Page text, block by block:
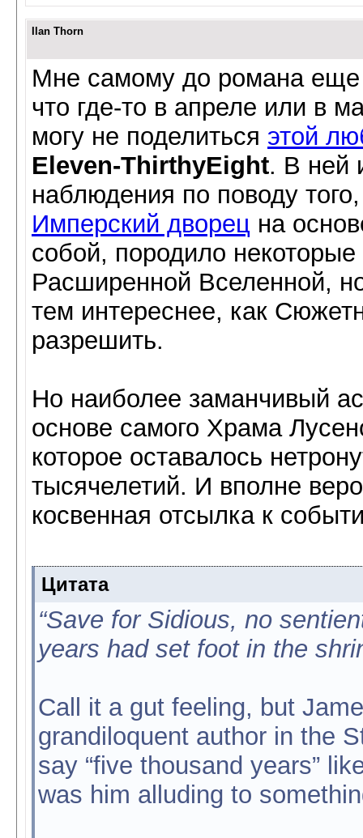
Ilan Thorn
Мне самому до романа еще
что где-то в апреле или в
могу не поделиться этой
Eleven-ThirthyEight. В ней
наблюдения по поводу
Имперский дворец на
собой, породило
Расширенной Вселенной,
тем интереснее, как
разрешить.
Но наиболее заманчивый
основе самого Храма
которое оставалось
тысячелетий. И вполне
косвенная отсылка к
Цитата
“Save for Sidious, no
years had set foot in the
Call it a gut feeling, but
grandiloquent author in the
say “five thousand years”
was him alluding to